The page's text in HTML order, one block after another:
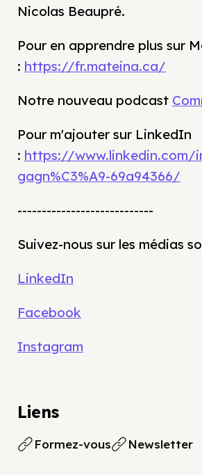
Nicolas Beaupré.
Pour en apprendre plus sur
: https://fr.mateina.ca/
Notre nouveau podcast
Pour m'ajouter sur LinkedIn
: https://www.linkedin.com/
gagn%C3%A9-69a94366/
----------------------------
Suivez-nous sur les médias
LinkedIn
Facebook
Instagram
Liens
Formez-vous Newsletter